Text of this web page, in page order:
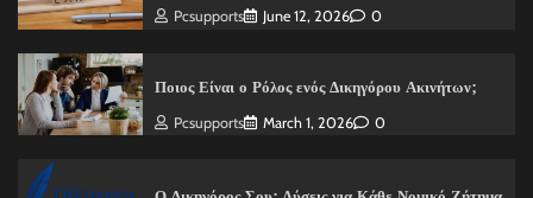
Pcsupports June 12, 2026 0
Ποιος Είναι ο Ρόλος ενός Δικηγόρου Ακινήτων;
Pcsupports March 1, 2026 0